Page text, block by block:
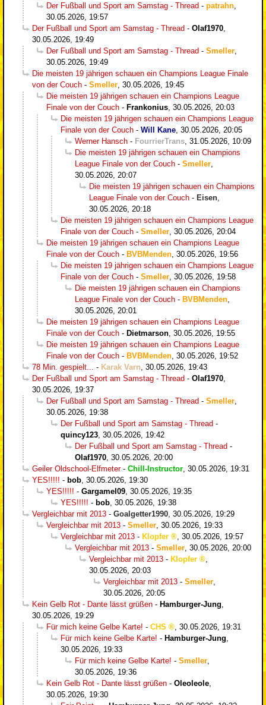
Der Fußball und Sport am Samstag - Thread - patrahn
30.05.2026, 19:57
Der Fußball und Sport am Samstag - Thread - Olaf1970
30.05.2026, 19:49
Der Fußball und Sport am Samstag - Thread - Smeller
30.05.2026, 19:49
Die meisten 19 jährigen schauen ein Champions League Finale
von der Couch - Smeller 30.05.2026, 19:45
Die meisten 19 jährigen schauen ein Champions League
Finale von der Couch - Frankonius 30.05.2026, 20:03
Die meisten 19 jährigen schauen ein Champions League
Finale von der Couch - Will Kane 30.05.2026, 20:05
Werner Hansch - FourrierTrans 31.05.2026, 10:09
Die meisten 19 jährigen schauen ein Champions
League Finale von der Couch - Smeller
30.05.2026, 20:07
Die meisten 19 jährigen schauen ein Champions
League Finale von der Couch - Eisen
30.05.2026, 20:18
Die meisten 19 jährigen schauen ein Champions League
Finale von der Couch - Smeller 30.05.2026, 20:04
Die meisten 19 jährigen schauen ein Champions League
Finale von der Couch - BVBMenden 30.05.2026, 19:56
Die meisten 19 jährigen schauen ein Champions League
Finale von der Couch - Smeller 30.05.2026, 19:58
Die meisten 19 jährigen schauen ein Champions
League Finale von der Couch - BVBMenden
30.05.2026, 20:01
Die meisten 19 jährigen schauen ein Champions League
Finale von der Couch - Dietmarson 30.05.2026, 19:55
Die meisten 19 jährigen schauen ein Champions League
Finale von der Couch - BVBMenden 30.05.2026, 19:52
78 Min. gespielt...
- Karak Varn 30.05.2026, 19:43
Der Fußball und Sport am Samstag - Thread - Olaf1970
30.05.2026, 19:37
Der Fußball und Sport am Samstag - Thread - Smeller
30.05.2026, 19:38
Der Fußball und Sport am Samstag - Thread -
quincy123 30.05.2026, 19:42
Der Fußball und Sport am Samstag - Thread -
Olaf1970 30.05.2026, 20:00
Geiler Oldschool-Elfmeter- Chill-Instructor 30.05.2026, 19:31
YES!!!!! - bob 30.05.2026, 19:30
YES!!!!! - Gargamel09 30.05.2026, 19:35
YES!!!!! - bob 30.05.2026, 19:38
Vergleichbar mit 2013 - Goalgetter1990 30.05.2026, 19:29
Vergleichbar mit 2013 - Smeller 30.05.2026, 19:33
Vergleichbar mit 2013 - Klopfer
30.05.2026, 19:57
Vergleichbar mit 2013 - Smeller 30.05.2026, 20:00
Vergleichbar mit 2013 - Klopfer
30.05.2026, 20:03
Vergleichbar mit 2013 - Smeller
30.05.2026, 20:05
Kein Gelb Rot - Dante lässt grüßen - Hamburger-Jung
30.05.2026, 19:29
Für mich keine Gelbe Karte! - CHS
30.05.2026, 19:31
Für mich keine Gelbe Karte! - Hamburger-Jung
30.05.2026, 19:33
Für mich keine Gelbe Karte! - Smeller
30.05.2026, 19:36
Kein Gelb Rot - Dante lässt grüßen - Oleoleole
30.05.2026, 19:30